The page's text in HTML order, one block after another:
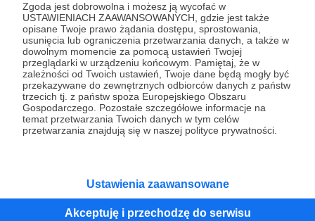
Zgoda jest dobrowolna i możesz ją wycofać w
USTAWIENIACH ZAAWANSOWANYCH, gdzie jest także
opisane Twoje prawo żądania dostępu, sprostowania,
usunięcia lub ograniczenia przetwarzania danych, a także w
dowolnym momencie za pomocą ustawień Twojej
przeglądarki w urządzeniu końcowym. Pamiętaj, że w
zależności od Twoich ustawień, Twoje dane będą mogły być
przekazywane do zewnętrznych odbiorców danych z państw
trzecich tj. z państw spoza Europejskiego Obszaru
Gospodarczego. Pozostałe szczegółowe informacje na
temat przetwarzania Twoich danych w tym celów
przetwarzania znajdują się w naszej polityce prywatności.
Ustawienia zaawansowane
Akceptuję i przechodzę do serwisu
Kategorie
O Patronite
Dodatkowe produkty
Pomoc
RegulaminPolityka prywatnościPatronite Commons
Unia Europejska